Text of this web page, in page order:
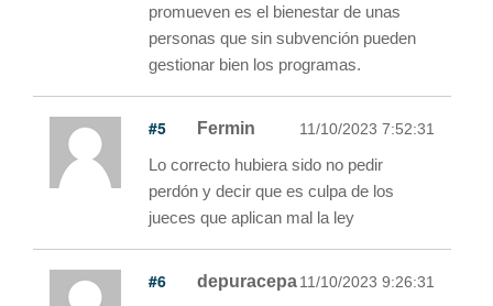
promueven es el bienestar de unas
personas que sin subvención pueden
gestionar bien los programas.
#5 Fermin 11/10/2023 7:52:31
Lo correcto hubiera sido no pedir
perdón y decir que es culpa de los
jueces que aplican mal la ley
#6 depuracepa11/10/2023 9:26:31